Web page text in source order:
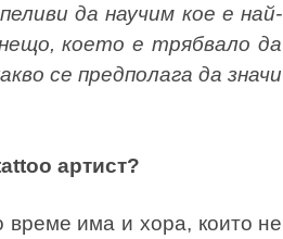
да научим кое е най-
което е трябвало да
се предполага да значи
артист?
има и хора, които не